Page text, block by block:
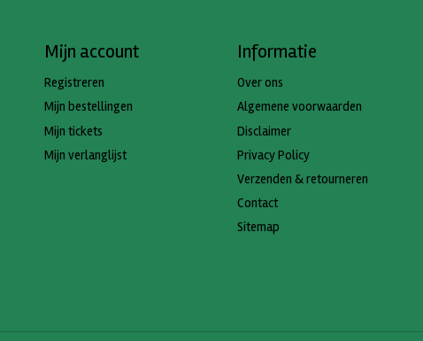
Mijn account
Registreren
Mijn bestellingen
Mijn tickets
Mijn verlanglijst
Informatie
Over ons
Algemene voorwaarden
Disclaimer
Privacy Policy
Verzenden & retourneren
Contact
Sitemap